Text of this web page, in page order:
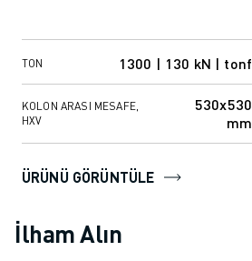
TON 1300 | 130 kN | tonf
KOLON ARASI MESAFE,
HXV
530x530
mm
ÜRÜNÜ GÖRÜNTÜLE
İlham Alın